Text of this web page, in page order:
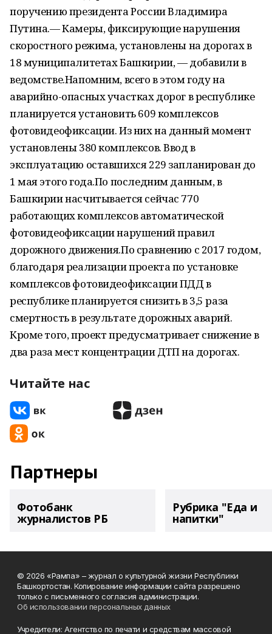
поручению президента России Владимира
Путина.— Камеры, фиксирующие нарушения
скоростного режима, установлены на дорогах в
18 муниципалитетах Башкирии, — добавили в
ведомстве.Напомним, всего в этом году на
аварийно-опасных участках дорог в республике
планируется установить 609 комплексов
фотовидеофиксации. Из них на данный момент
установлены 380 комплексов. Ввод в
эксплуатацию оставшихся 229 запланирован до
1 мая этого года.По последним данным, в
Башкирии насчитывается сейчас 770
работающих комплексов автоматической
фотовидеофиксации нарушений правил
дорожного движения.По сравнению с 2017 годом,
благодаря реализации проекта по установке
комплексов фотовидеофиксации ПДД в
республике планируется снизить в 3,5 раза
смертность в результате дорожных аварий.
Кроме того, проект предусматривает снижение в
два раза мест концентрации ДТП на дорогах.
Читайте нас
Партнеры
Фотобанк
журналистов РБ
Рубрика "Еда и
напитки"
© 2026 «Рампа» – журнал о культурной жизни Республики
Башкортостан. Копирование информации сайта разрешено
только с письменного согласия администрации.
Об использовании персональных данных
Учредители: Агентство по печати и средствам массовой